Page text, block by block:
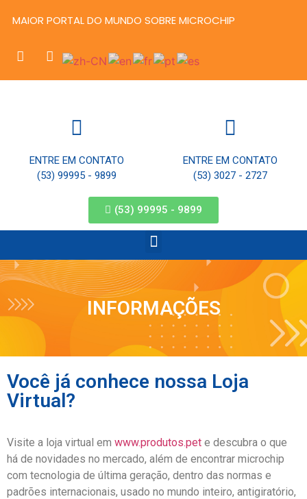
MAIOR PORTAL DO MUNDO SOBRE MICROCHIP
ENTRE EM CONTATO
(53) 99995 - 9899
ENTRE EM CONTATO
(53) 3027 - 2727
(53) 99995 - 9899
INFORMAÇÕES
Você já conhece nossa Loja
Virtual?
Visite a loja virtual em www.produtos.pet e descubra o que
há de novidades no mercado, além de encontrar microchip
com tecnologia de última geração, dentro das normas e
padrões internacionais, usado no mundo inteiro, antigiratório,